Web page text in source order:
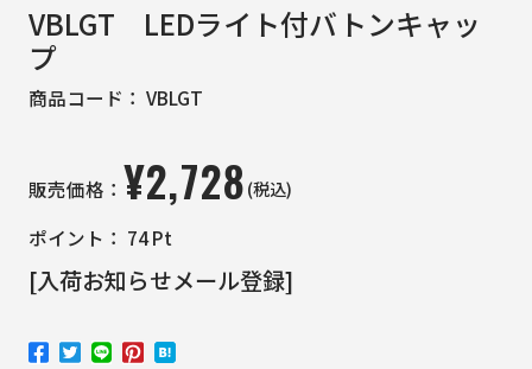
VBLGT LEDライト付バトンキャッ
プ
商品コード： VBLGT
販売価格： ¥2,728(税込)
ポイント： 74Pt
[入荷お知らせメール登録]